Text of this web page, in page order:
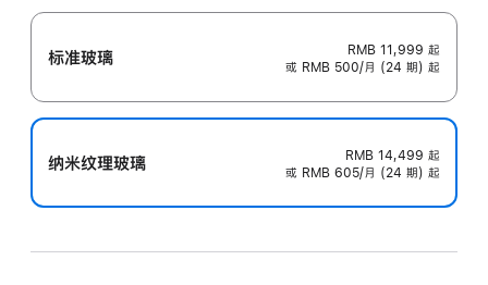
标准玻璃 RMB 11,999 起
或 RMB 500/月 (24 期) 起
纳米纹理玻璃 RMB 14,499 起
或 RMB 605/月 (24 期) 起